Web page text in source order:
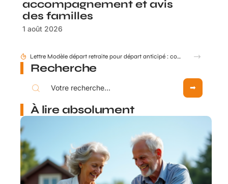
accompagnement et avis
des familles
1 août 2026
Comment mettre à jour mes données retraite via mon compte Agirc Arrco par France Connect ?
Recherche
À lire absolument